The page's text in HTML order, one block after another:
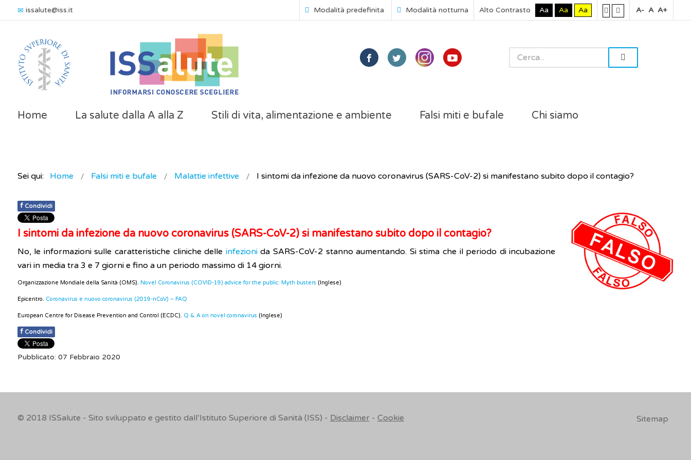
issalute@iss.it Modalità predefinita Modalità notturna Alto Contrasto Aa Aa Aa A- A A+
Home La salute dalla A alla Z Stili di vita, alimentazione e ambiente Falsi miti e bufale Chi siamo
Sei qui: Home Falsi miti e bufale Malattie infettive I sintomi da infezione da nuovo coronavirus (SARS-CoV-2) si manifestano subito dopo il contagio?
f Condividi
I sintomi da infezione da nuovo coronavirus (SARS-CoV-2) si manifestano subito dopo il contagio?
No, le informazioni sulle caratteristiche cliniche delle infezionida SARS-CoV-2 stanno aumentando. Si stima che il periodo di incubazione
vari in media tra 3 e 7 giorni e fino a un periodo massimo di 14 giorni.
Organizzazione Mondiale della Sanità (OMS). Novel Coronavirus (COVID-19) advice for the public: Myth busters (Inglese)
Epicentro. Coronavirus e nuovo coronavirus (2019-nCoV) – FAQ
European Centre for Disease Prevention and Control (ECDC). Q & A on novel coronavirus (Inglese)
f Condividi
Pubblicato: 07 Febbraio 2020
© 2018 ISSalute - Sito sviluppato e gestito dall’Istituto Superiore di Sanità (ISS) - Disclaimer- Cookie Sitemap